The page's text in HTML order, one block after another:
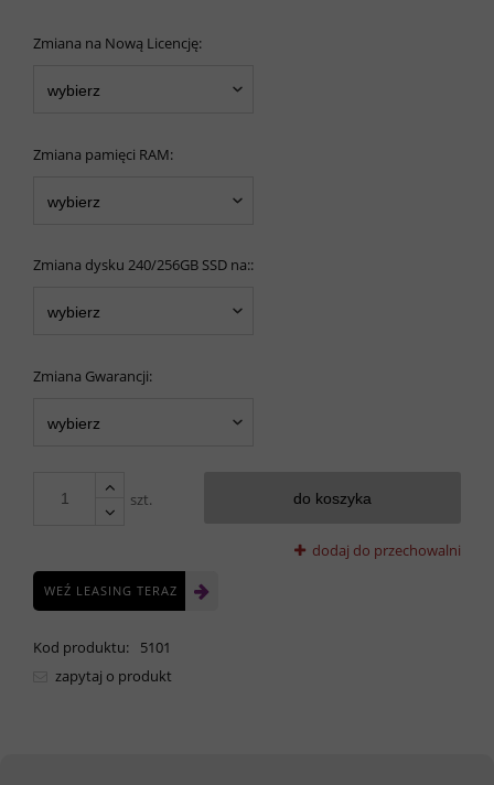
Zmiana na Nową Licencję:
Zmiana pamięci RAM:
Zmiana dysku 240/256GB SSD na::
Zmiana Gwarancji:
szt. do koszyka
dodaj do przechowalni
WEŹ LEASING TERAZ
Kod produktu:
5101
zapytaj o produkt